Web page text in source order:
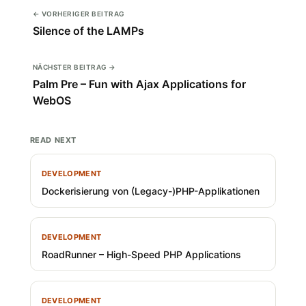
← VORHERIGER BEITRAG
Silence of the LAMPs
NÄCHSTER BEITRAG →
Palm Pre – Fun with Ajax Applications for
WebOS
READ NEXT
DEVELOPMENT
Dockerisierung von (Legacy-)PHP-Applikationen
DEVELOPMENT
RoadRunner – High-Speed PHP Applications
DEVELOPMENT